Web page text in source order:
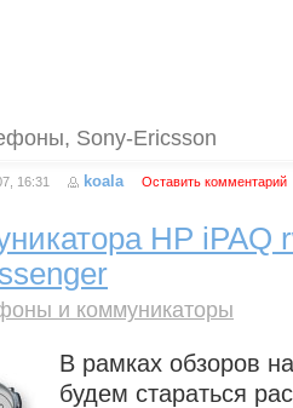
, Sony-Ericsson
16:31 koala Оставить комментарий
HP iPAQ
и коммуникаторы
В рамках обзоров
будем стараться